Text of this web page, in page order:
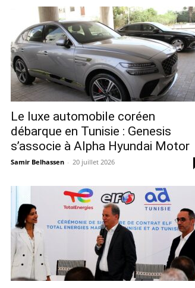
Le luxe automobile coréen
débarque en Tunisie : Genesis
s’associe à Alpha Hyundai Motor
Samir Belhassen - 20 juillet 2026